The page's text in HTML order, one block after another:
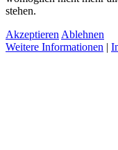
stehen.
Akzeptieren Ablehnen
Weitere Informationen |